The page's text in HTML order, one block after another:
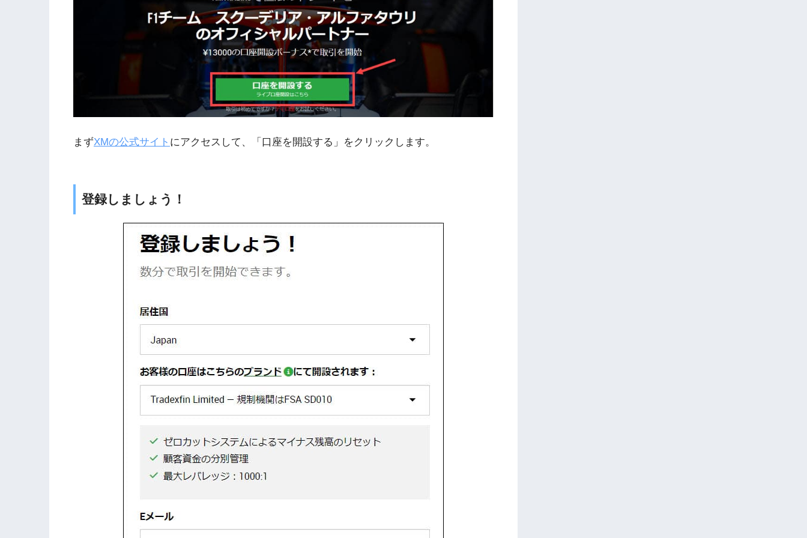
まずXMの公式サイト にアクセスして、「口座を開設する」をクリックします。
登録しましょう！